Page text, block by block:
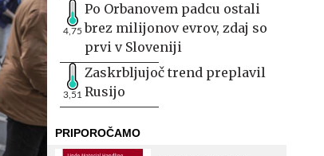
4,75
Po Orbanovem padcu ostali
brez milijonov evrov, zdaj so
prvi v Sloveniji
3,51
Zaskrbljujoč trend preplavil
Rusijo